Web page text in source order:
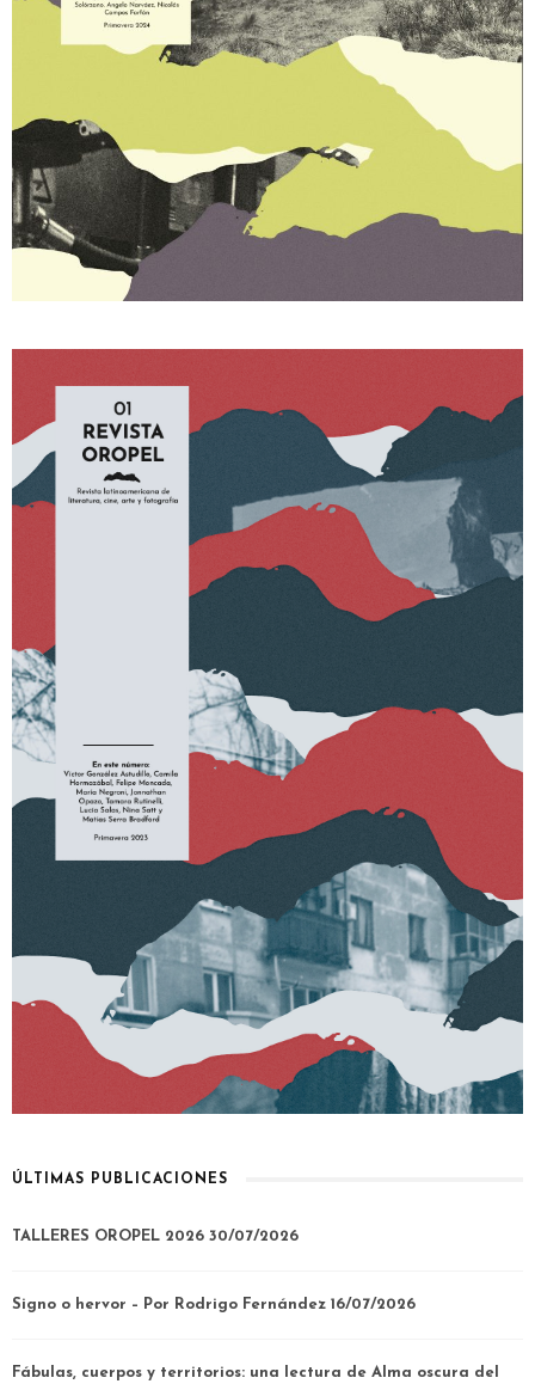
ÚLTIMAS PUBLICACIONES
TALLERES OROPEL 2026 30/07/2026
Signo o hervor – Por Rodrigo Fernández 16/07/2026
Fábulas, cuerpos y territorios: una lectura de Alma oscura del